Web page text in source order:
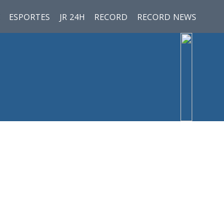
ESPORTES JR 24H RECORD RECORD NEWS